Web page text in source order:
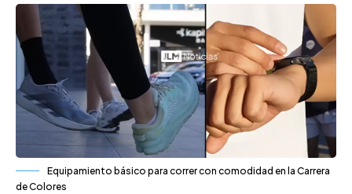
Equipamiento básico para correr con comodidad en la Carrera
de Colores